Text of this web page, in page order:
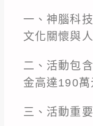
一、神腦科
文化關懷與
二、活動包
金高達190萬
三、活動重